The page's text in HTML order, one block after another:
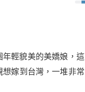
輕貌美的美嬌娘，這
嫁到台灣，一堆非常